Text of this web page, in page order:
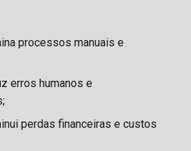
processos manuais e
erros humanos e
perdas financeiras e custos